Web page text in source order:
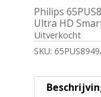
Philips
Ultra HD
Uitverkocht
SKU: